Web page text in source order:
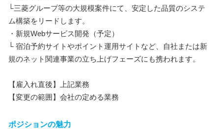
└三菱グループ等の大規模案件にて、安定した品質のシステ
ム構築をリードします。
・新規Webサービス開発（予定）
└ 宿泊予約サイトやポイント運用サイトなど、自社または新
規のネット関連事業の立ち上げフェーズにも携われます。
【雇入れ直後】上記業務
【変更の範囲】会社の定める業務
ポジションの魅力